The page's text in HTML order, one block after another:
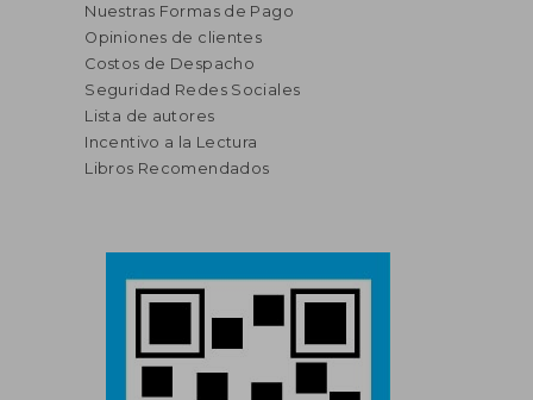
Nuestras Formas de Pago
Opiniones de clientes
Costos de Despacho
Seguridad Redes Sociales
Lista de autores
Incentivo a la Lectura
Libros Recomendados